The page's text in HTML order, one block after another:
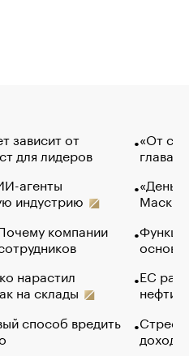
зависит от
для лидеров
агенты
индустрию
компании
нарастил
на склады
способ вредить
«От
глава
Маск в
основ
ЕС
нефти